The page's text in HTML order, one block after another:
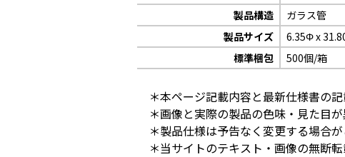
製品構造
ガラス管
製品サイズ
6.35Φ x
標準梱包
500個/箱
＊本ページ記載内容と最新仕様書の
＊画像と実際の製品の色味・見た目
＊製品仕様は予告なく変更する場合
＊当サイトのテキスト・画像の無断転